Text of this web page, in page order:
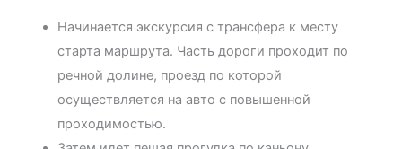
Начинается экскурсия с трансфера к месту
старта маршрута. Часть дороги проходит по
речной долине, проезд по которой
осуществляется на авто с повышенной
проходимостью.